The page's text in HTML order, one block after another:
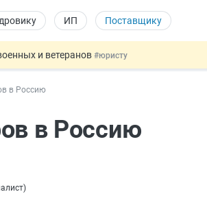
ИП Поставщику
и ветеранов #юристу
аттестацией
банковской гарантией #бухгалтеру
в Россию
в Россию
)